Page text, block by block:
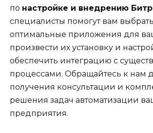
по настройке и внедрению
специалисты помогут вам выбрать
оптимальные приложения для
произвести их установку и
обеспечить интеграцию с
процессами. Обращайтесь к нам
получения консультации и
решения задач автоматизации
предприятия.